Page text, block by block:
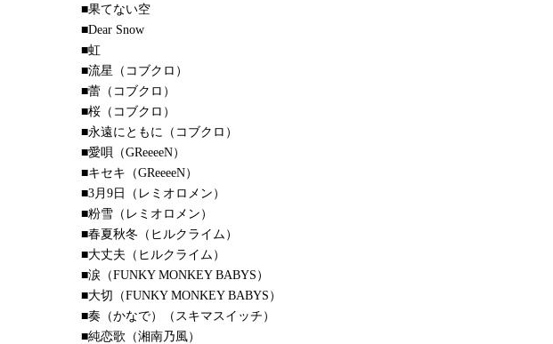
■果てない空
■Dear Snow
■虹
■流星（コブクロ）
■蕾（コブクロ）
■桜（コブクロ）
■永遠にともに（コブクロ）
■愛唄（GReeeeN）
■キセキ（GReeeeN）
■3月9日（レミオロメン）
■粉雪（レミオロメン）
■春夏秋冬（ヒルクライム）
■大丈夫（ヒルクライム）
■涙（FUNKY MONKEY BABYS）
■大切（FUNKY MONKEY BABYS）
■奏（かなで）（スキマスイッチ）
■純恋歌（湘南乃風）